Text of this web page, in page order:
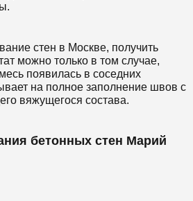
стен в Москве, получить
можно только в том случае,
появилась в соседних
на полное заполнение швов с
вяжущегося состава.
бетонных стен Марий